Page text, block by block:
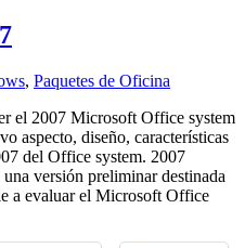
, Paquetes de Oficina
el 2007 Microsoft Office system
aspecto, diseño, características
del Office system. 2007
versión preliminar destinada
a evaluar el Microsoft Office